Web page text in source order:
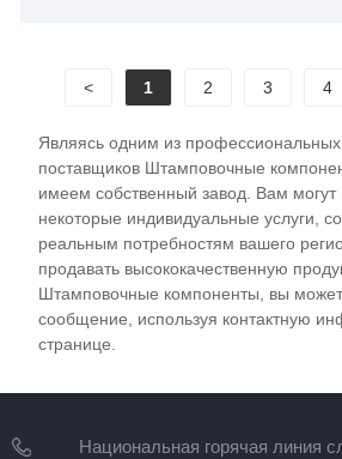
Используя различные методы,
прогрессивная штамповка,
достигают высокой точности и
Выбор материалов, таких как
латунь и медь, существенно
продукт. В этой статье подробно
обработка металлических
деталей, уделяя особое
достижениям и инновациям в
< 1 2 3 4
Являясь одним из
поставщиков Штамповочные
имеем собственный завод. Вам могут
некоторые индивидуальные услуги,
реальным потребностям вашего
продавать высококачественную
Штамповочные компоненты, вы
сообщение, используя контактную
странице.
Национальная горячая линия